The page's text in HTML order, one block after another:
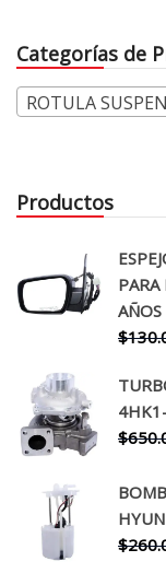
Categorías de
ROTULA
Productos
$
$
$